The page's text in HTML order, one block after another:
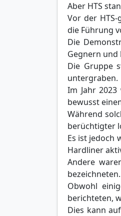
Aber HTS
Vor der
die Führung
Die
Gegnern
Die Gruppe
untergraben.
Im Jahr
bewusst
Während
berüchtigter
Es ist jedoch
Hardliner
Andere
bezeichneten.
Obwohl
berichteten,
Dies kann